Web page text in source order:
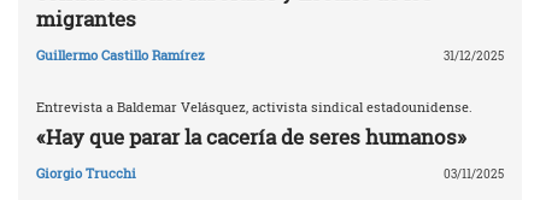
migrantes
Guillermo Castillo Ramírez 31/12/2025
Entrevista a Baldemar Velásquez, activista sindical estadounidense.
«Hay que parar la cacería de seres humanos»
Giorgio Trucchi 03/11/2025